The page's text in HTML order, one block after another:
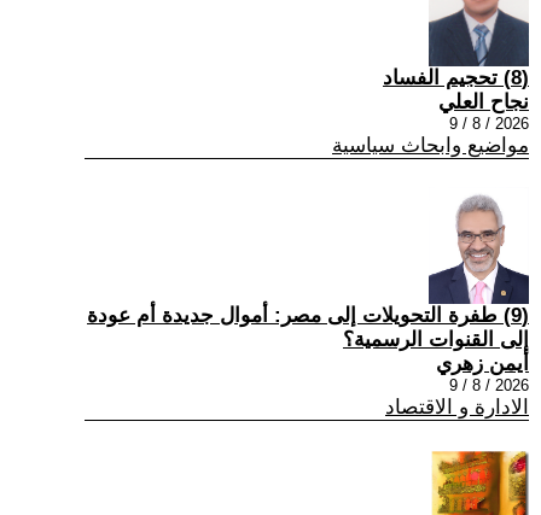
(8) تحجيم الفساد
نجاح العلي
2026 / 8 / 9
مواضيع وابحاث سياسية
(9) طفرة التحويلات إلى مصر: أموال جديدة أم عودة
إلى القنوات الرسمية؟
أيمن زهري
2026 / 8 / 9
الادارة و الاقتصاد